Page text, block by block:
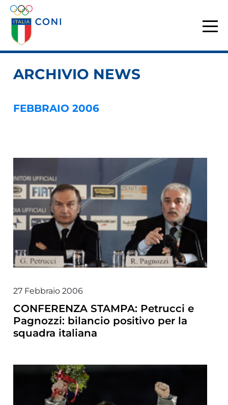
ARCHIVIO NEWS
FEBBRAIO 2006
27 Febbraio 2006
CONFERENZA STAMPA: Petrucci e
Pagnozzi: bilancio positivo per la
squadra italiana